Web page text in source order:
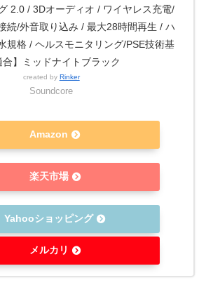
2.0 / 3Dオーディオ / ワイヤレス充電/
続/外音取り込み / 最大28時間再生 / ハ
規格 / ヘルスモニタリング/PSE技術基
合】ミッドナイトブラック
created by Rinker
Soundcore
Amazon
楽天市場
Yahooショッピング
メルカリ